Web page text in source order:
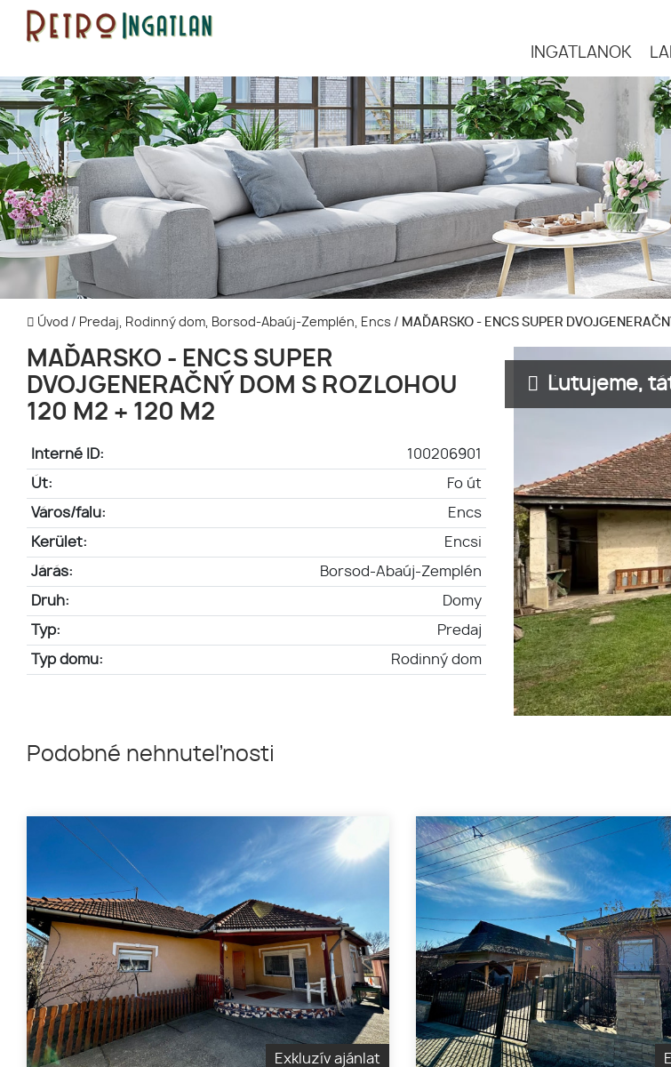
INGATLANOK
Úvod / Predaj, Rodinný dom, Borsod-Abaúj-Zemplén, Encs / MAĎARSKO - ENCS SUPER
MAĎARSKO - ENCS SUPER
DVOJGENERAČNÝ DOM S ROZLOHOU
120 M2 + 120 M2
Interné ID: 100206901
Út: Fo út
Város/falu: Encs
Kerület: Encsi
Járás: Borsod-Abaúj-Zemplén
Druh: Domy
Typ: Predaj
Typ domu: Rodinný dom
Ľutujeme,
Podobné nehnuteľnosti
Exkluzív ajánlat